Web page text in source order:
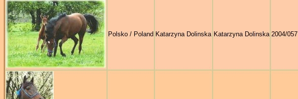
Polsko / Poland Katarzyna Dolinska Katarzyna Dolinska 2004/057